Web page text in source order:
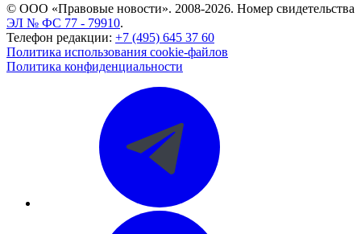
© ООО «Правовые новости». 2008-2026. Номер свидетельства
ЭЛ № ФС 77 - 79910.
Телефон редакции: +7 (495) 645 37 60
Политика использования cookie-файлов
Политика конфиденциальности